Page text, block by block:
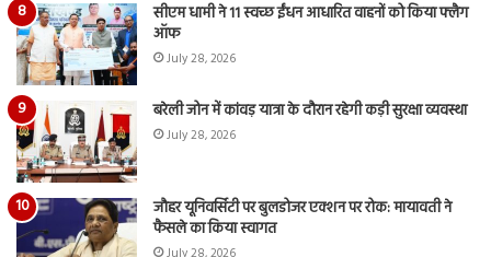
सीएम धामी ने 11 स्वच्छ ईंधन आधारित वाहनों को किया फ्लैग
ऑफ
July 28, 2026
बरेली जोन में कांवड़ यात्रा के दौरान रहेगी कड़ी सुरक्षा व्यवस्था
July 28, 2026
जौहर यूनिवर्सिटी पर बुलडोजर एक्शन पर रोक: मायावती ने
फैसले का किया स्वागत